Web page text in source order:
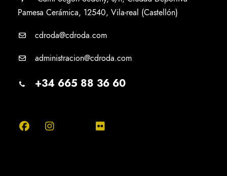
Pamesa Cerámica, 12540, Vila-real (Castellón)
cdroda@cdroda.com
administracion@cdroda.com
+34 665 88 36 60